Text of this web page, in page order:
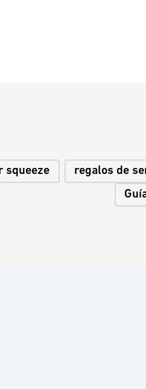
squeeze regalos de